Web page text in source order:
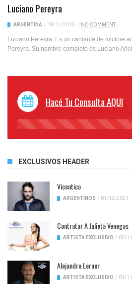
Luciano Pereyra
ARGENTINA / 18/11/2015 / NO COMMENT
Luciano Pereyra Es un cantante de folclore
Pereyra. Su nombre completo es Luciano Ariel
Hacé Tu Consulta AQUI
45%
EXCLUSIVOS HEADER
Vicentico
ARGENTINOS / 01/12/2021
Contratar A Julieta Venegas
ARTISTA EXCLUSIVO / 02/
Alejandro Lerner
ARTISTA EXCLUSIVO / 01/